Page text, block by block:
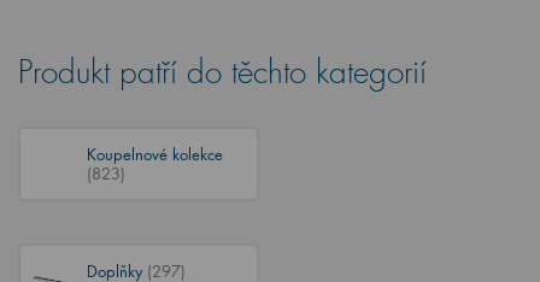
Produkt patří do těchto kategorií
Koupelnové kolekce
(823)
Doplňky (297)